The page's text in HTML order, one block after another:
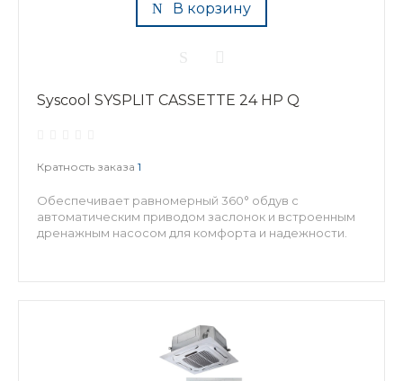
В корзину
Syscool SYSPLIT CASSETTE 24 HP Q
Кратность заказа 1
Обеспечивает равномерный 360° обдув с
автоматическим приводом заслонок и встроенным
дренажным насосом для комфорта и надежности.